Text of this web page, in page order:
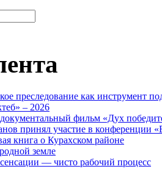
преследование как инструмент
– 2026
фильм «Дух
принял участие в конференции
книга о Курахском районе
земле
— чисто рабочий процесс